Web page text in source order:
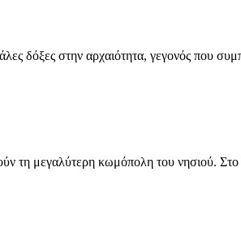
δόξες στην αρχαιότητα, γεγονός που
τη μεγαλύτερη κωμόπολη του νησιού.